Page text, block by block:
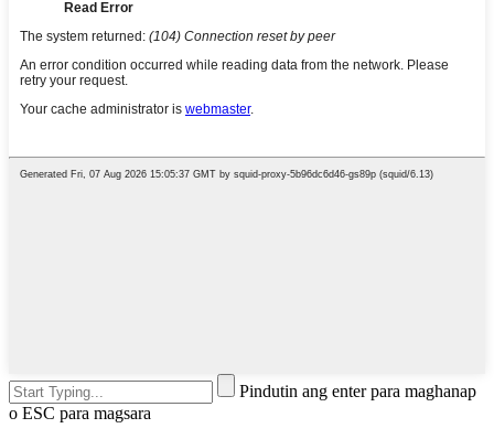
Pindutin ang enter para maghanap
o ESC para magsara